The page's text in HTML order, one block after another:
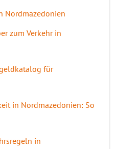
Nordmazedonien
zum Verkehr in
für
in Nordmazedonien: So
in